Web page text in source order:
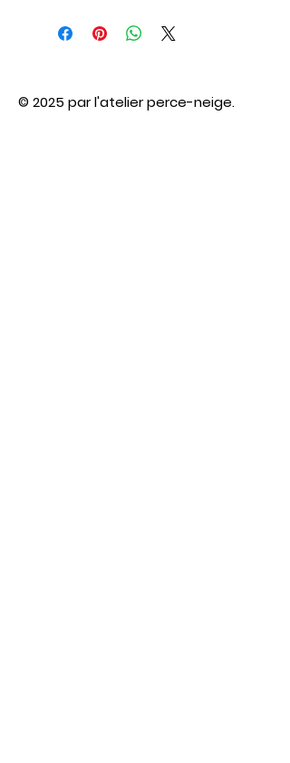
pureté et d’équilibre. Une pièce
intemporelle qui sublime
18K OR / Argent
© 2025 par l'atelier perce-neige.